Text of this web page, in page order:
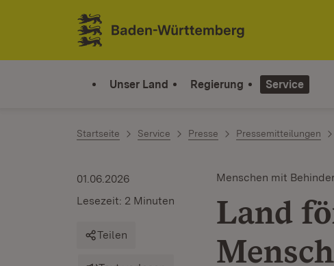
Zum Inhalt springen
Link zur Startseite
Unser Land Regierung Service
Startseite Service Presse Pressemitteilungen
Menschen mit
Land
01.06.2026
Lesezeit: 2 Minuten
Teilen